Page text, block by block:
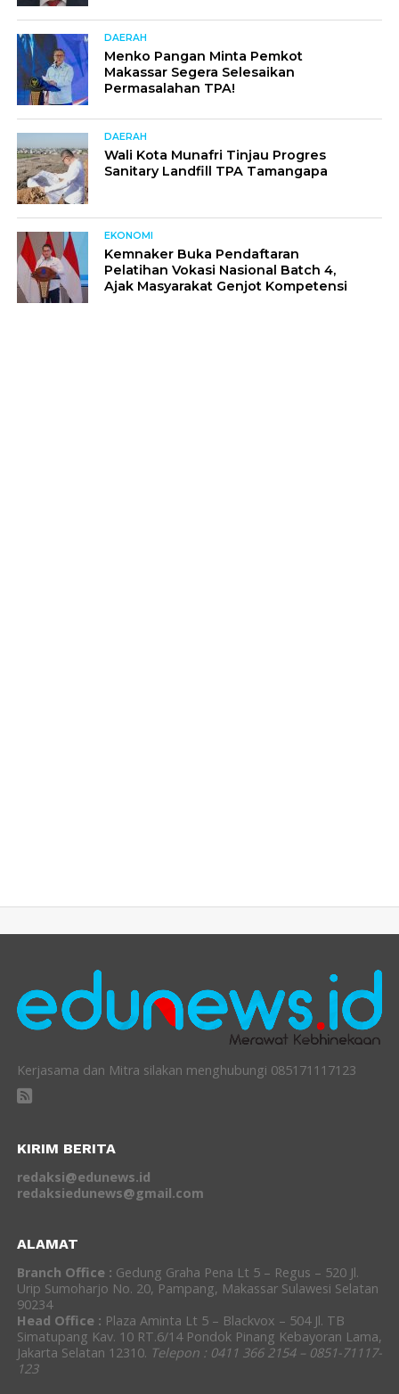
DAERAH
Menko Pangan Minta Pemkot
Makassar Segera Selesaikan
Permasalahan TPA!
DAERAH
Wali Kota Munafri Tinjau Progres
Sanitary Landfill TPA Tamangapa
EKONOMI
Kemnaker Buka Pendaftaran
Pelatihan Vokasi Nasional Batch 4,
Ajak Masyarakat Genjot Kompetensi
Kerjasama dan Mitra silakan menghubungi 085171117123
KIRIM BERITA
redaksi@edunews.id
redaksiedunews@gmail.com
ALAMAT
Branch Office : Gedung Graha Pena Lt 5 – Regus – 520 Jl.
Urip Sumoharjo No. 20, Pampang, Makassar Sulawesi Selatan
90234
Head Office : Plaza Aminta Lt 5 – Blackvox – 504 Jl. TB
Simatupang Kav. 10 RT.6/14 Pondok Pinang Kebayoran Lama,
Jakarta Selatan 12310. Telepon : 0411 366 2154 – 0851-71117-
123